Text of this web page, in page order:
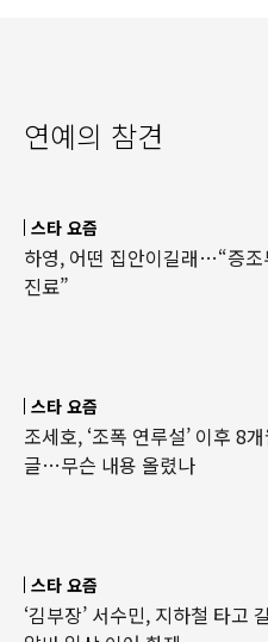
연예의 참견
스타 요즘
하영, 어떤 집안이길래…“증조
진료”
스타 요즘
조세호, ‘조폭 연루설’ 이후 8
글…무슨 내용 올렸나
스타 요즘
‘김부장’ 서수민, 지하철 타고